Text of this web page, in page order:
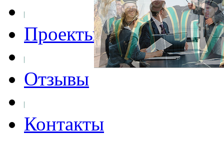
Проекты
Отзывы
Контакты